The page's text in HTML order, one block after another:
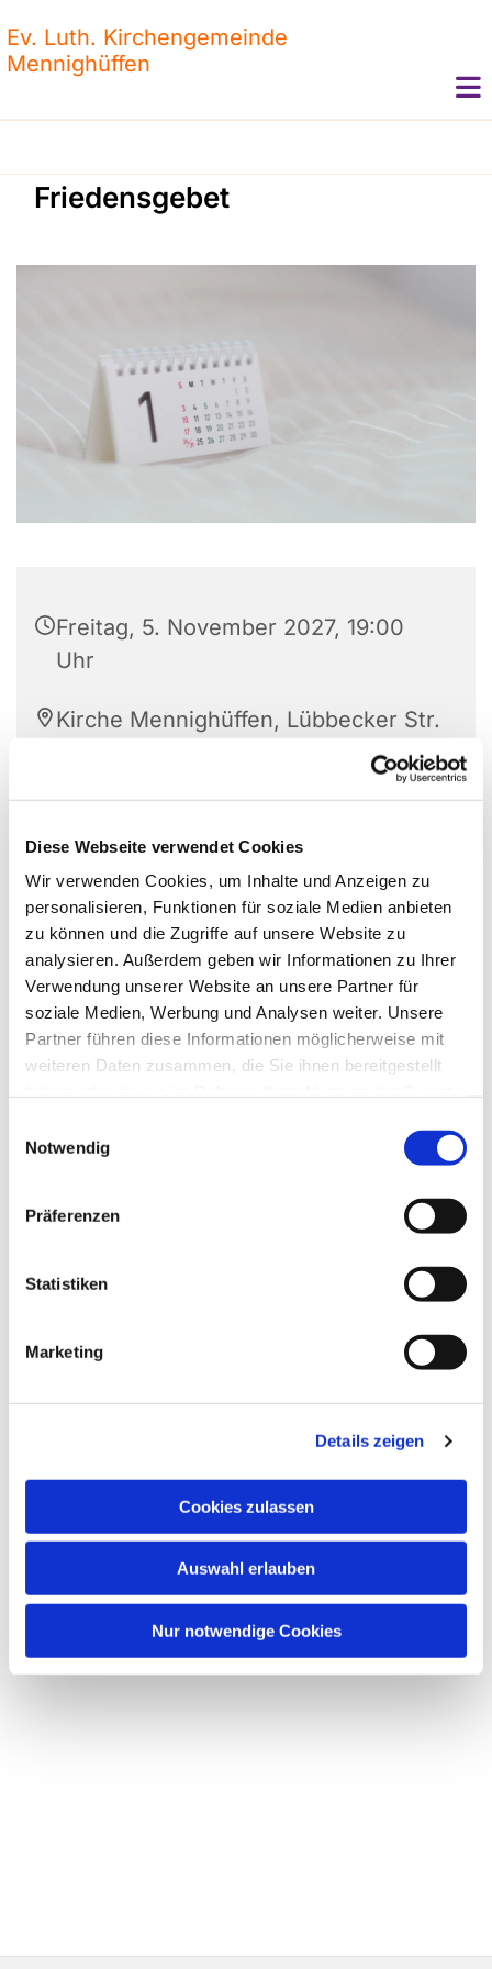
Diese Webseite verwendet Cookies
Wir verwenden Cookies, um Inhalte und Anzeigen zu
personalisieren, Funktionen für soziale Medien anbieten
zu können und die Zugriffe auf unsere Website zu
analysieren. Außerdem geben wir Informationen zu Ihrer
Verwendung unserer Website an unsere Partner für
soziale Medien, Werbung und Analysen weiter. Unsere
Partner führen diese Informationen möglicherweise mit
weiteren Daten zusammen, die Sie ihnen bereitgestellt
Notwendig
Präferenzen
Statistiken
Marketing
Details zeigen
Cookies zulassen
Auswahl erlauben
Nur notwendige Cookies
Ev. Luth. Kirchengemeinde
Mennighüffen
Friedensgebet
Freitag, 5. November 2027, 19:00
Uhr
Kirche Mennighüffen, Lübbecker Str.